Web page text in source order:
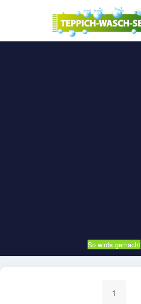
So wirds gemacht
1